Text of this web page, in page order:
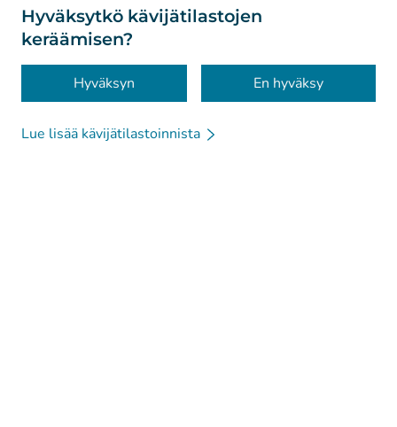
Hyväksytkö kävijätilastojen
keräämisen?
Hyväksyn En hyväksy
Lue lisää kävijätilastoinnista
Tietoa sivustosta
Saavutettavuus
Evästeet